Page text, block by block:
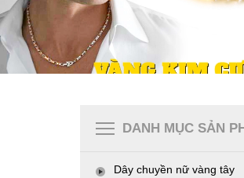
DANH MỤC SẢN
Dây chuyền nữ vàng tây